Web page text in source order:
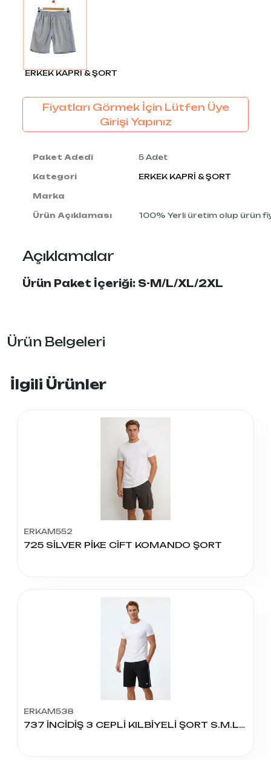
ERKEK KAPRİ & ŞORT
Fiyatları Görmek İçin Lütfen Üye
Girişi Yapınız
Paket Adedi 5 Adet
Kategori ERKEK KAPRİ & ŞORT
Marka
Ürün Açıklaması 100% Yerli üretim olup ürün
Açıklamalar
Ürün Paket İçeriği: S-M/L/XL/2XL
Ürün Belgeleri
İlgili Ürünler
ERKAM552
725 SİLVER PİKE CİFT KOMANDO ŞORT
ERKAM538
737 İNCİDİŞ 3 CEPLİ KILBİYELİ ŞORT S.M.L.XL.2XL